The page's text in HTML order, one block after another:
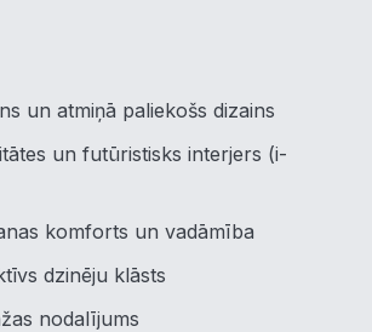
un atmiņā paliekošs dizains
un futūristisks interjers (i-
komforts un vadāmība
dzinēju klāsts
nodalījums
Pieņemt visu